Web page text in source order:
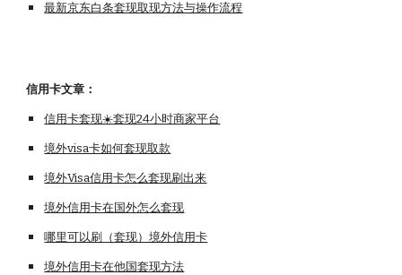
最新京东白条套现取现方法与操作流程
信用卡文章：
信用卡套现☀️套现24小时商家平台
境外visa卡如何套现取款
境外Visa信用卡怎么套现刷出来
境外信用卡在国外怎么套现
哪里可以刷（套现）境外信用卡
境外信用卡在他国套现方法